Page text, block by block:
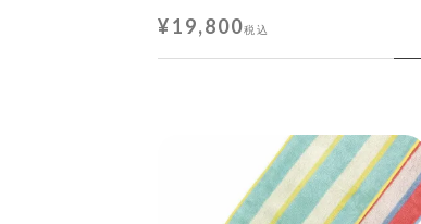
¥19,800税込